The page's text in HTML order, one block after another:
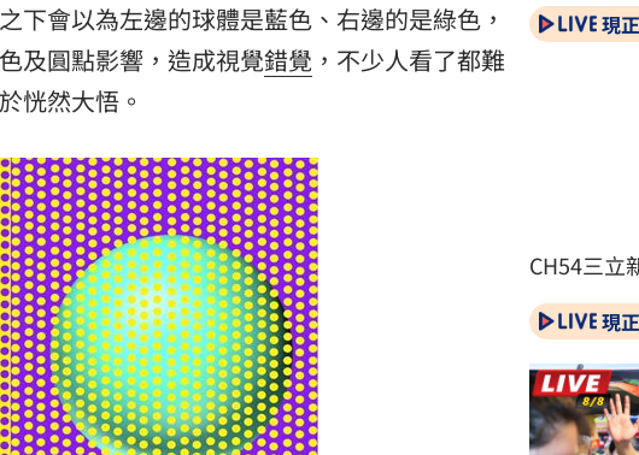
下會以為左邊的球體是藍色、右邊的是綠色，
及圓點影響，造成視覺錯覺 ，不少人看了都難
恍然大悟。
現
CH54三立
現